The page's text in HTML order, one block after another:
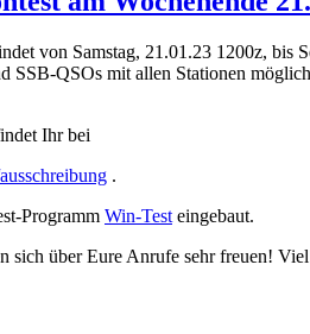
von Samstag, 21.01.23 1200z,
SSB-QSOs mit allen Stationen
Ihr bei
.
Programm Win-Test eingebaut.
sich über Eure Anrufe sehr freuen!